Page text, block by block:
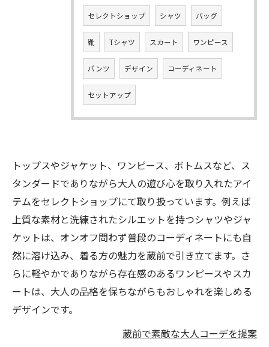
セレクトショップ シャツ バッグ
靴 Tシャツ スカート ワンピース
パンツ デザイン コーディネート
セットアップ
トップスやジャケット、ワンピース、ボトムスなど、ス
タンダードでありながら大人の遊び心を取り入れたアイ
テムをセレクトショップにて取り扱っています。例えば
上質な素材と洗練されたシルエットを持つシャツやジャ
ケットは、オンオフ問わず普段のコーディネートにも自
然に溶け込み、着る方の魅力を蔵前で引き立てます。さ
らに軽やかでありながら存在感のあるワンピースやスカ
ートは、大人の品格を保ちながらもおしゃれを楽しめる
デザインです。
蔵前で素敵な大人コーデを提案